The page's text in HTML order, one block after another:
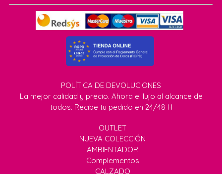
POLÍTICA DE DEVOLUCIONES
La mejor calidad y precio. Ahora el lujo al alcance de
todos. Recibe tu pedido en 24/48 H
OUTLET
NUEVA COLECCIÓN
AMBIENTADOR
Complementos
CALZADO